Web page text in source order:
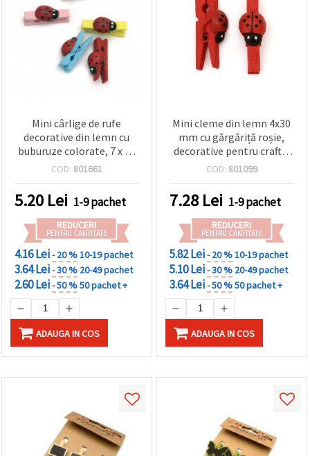
Mini cârlige de rufe
decorative din lemn cu
buburuze colorate, 7 x 35
mm, culori mixte, set de
handmade, scrapbooking
și decor de petrecere
COD: 801661
5.20 Lei 1-9 pachet
REDUCERI
PENTRU CANTITATE
4.16 Lei- 20 %10-19 pachet
3.64 Lei- 30 % 20-49 pachet
2.60 Lei- 50 %50 pachet +
ADAUGA IN COS
Mini cleme din lemn 4x30
mm cu gărgăriță roșie,
decorative pentru craft –
carduri, cadouri,
asortate
COD: 801099
7.28 Lei 1-9 pachet
REDUCERI
PENTRU CANTITATE
5.82 Lei- 20 %10-19 pachet
5.10 Lei- 30 % 20-49 pachet
3.64 Lei- 50 %50 pachet +
ADAUGA IN COS